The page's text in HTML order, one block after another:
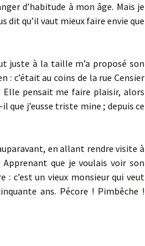
d’habitude à mon âge. Mais je
dit qu’il vaut mieux faire envie que
juste à la taille m’a proposé son
: c’était au coins de la rue Censier
pensait me faire plaisir, alors
que j’eusse triste mine ; depuis ce
en allant rendre visite à
que je voulais voir son
c’est un vieux monsieur qui veut
ans. Pécore ! Pimbêche !